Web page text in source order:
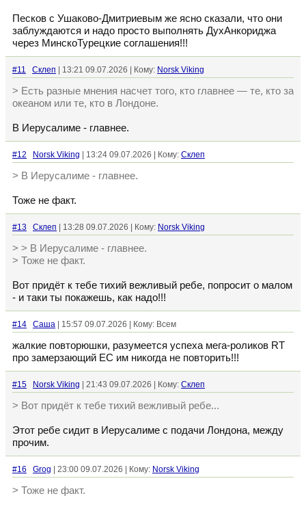
Песков с Ушаково-Дмитриевым же ясно сказали, что они
заблуждаются и надо просто выполнять ДухАнкориджа
через МинскоТурецкие соглашения!!!
#11 Склеп | 13:21 09.07.2026 | Кому: Norsk Viking
> Есть разные мнения насчет того, кто главнее — те, кто за
океаном или те, кто в Лондоне.
В Иерусалиме - главнее.
#12 Norsk Viking | 13:24 09.07.2026 | Кому: Склеп
> В Иерусалиме - главнее.
Тоже не факт.
#13 Склеп | 13:28 09.07.2026 | Кому: Norsk Viking
> > В Иерусалиме - главнее.
> Тоже не факт.
Вот придёт к тебе тихий вежливый ребе, попросит о малом
- и таки ты покажешь, как надо!!!
#14 Cаша | 15:57 09.07.2026 | Кому: Всем
жалкие повторюшки, разумеется успеха мега-роликов RT
про замерзающий ЕС им никогда не повторить!!!
#15 Norsk Viking | 21:43 09.07.2026 | Кому: Склеп
> Вот придёт к тебе тихий вежливый ребе...
Этот ребе сидит в Иерусалиме с подачи Лондона, между
прочим.
#16 Grog | 23:00 09.07.2026 | Кому: Norsk Viking
> Тоже не факт.